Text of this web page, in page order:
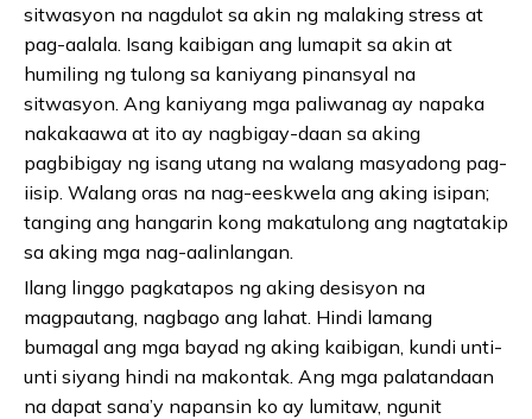
sitwasyon na nagdulot sa akin ng malaking stress at
pag-aalala. Isang kaibigan ang lumapit sa akin at
humiling ng tulong sa kaniyang pinansyal na
sitwasyon. Ang kaniyang mga paliwanag ay napaka
nakakaawa at ito ay nagbigay-daan sa aking
pagbibigay ng isang utang na walang masyadong pag-
iisip. Walang oras na nag-eeskwela ang aking isipan;
tanging ang hangarin kong makatulong ang nagtatakip
sa aking mga nag-aalinlangan.
Ilang linggo pagkatapos ng aking desisyon na
magpautang, nagbago ang lahat. Hindi lamang
bumagal ang mga bayad ng aking kaibigan, kundi unti-
unti siyang hindi na makontak. Ang mga palatandaan
na dapat sana’y napansin ko ay lumitaw, ngunit